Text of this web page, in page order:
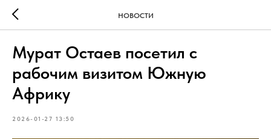
НОВОСТИ
Мурат Остаев посетил с
рабочим визитом Южную
Африку
2026-01-27 13:50